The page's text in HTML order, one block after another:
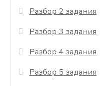
Разбор 2 задания
Разбор 3 задания
Разбор 4 задания
Разбор 5 задания